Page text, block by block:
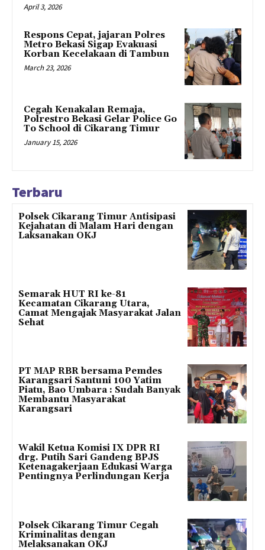
April 3, 2026
Respons Cepat, jajaran Polres
Metro Bekasi Sigap Evakuasi
Korban Kecelakaan di Tambun
March 23, 2026
Cegah Kenakalan Remaja,
Polrestro Bekasi Gelar Police Go
To School di Cikarang Timur
January 15, 2026
Terbaru
Polsek Cikarang Timur Antisipasi
Kejahatan di Malam Hari dengan
Laksanakan OKJ
Semarak HUT RI ke-81
Kecamatan Cikarang Utara,
Camat Mengajak Masyarakat Jalan
Sehat
PT MAP RBR bersama Pemdes
Karangsari Santuni 100 Yatim
Piatu, Bao Umbara : Sudah Banyak
Membantu Masyarakat
Karangsari
Wakil Ketua Komisi IX DPR RI
drg. Putih Sari Gandeng BPJS
Ketenagakerjaan Edukasi Warga
Pentingnya Perlindungan Kerja
Polsek Cikarang Timur Cegah
Kriminalitas dengan
Melaksanakan OKJ